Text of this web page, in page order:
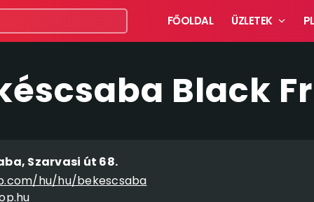
FŐOLDAL ÜZLETEK
Black
Szarvasi út 68.
hu/hu/bekescsaba